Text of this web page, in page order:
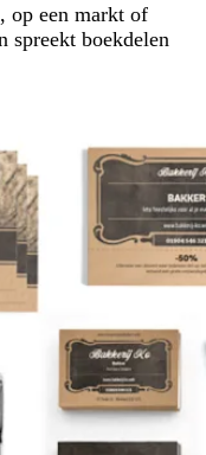
op een markt of
spreekt boekdelen